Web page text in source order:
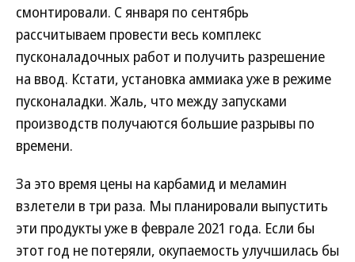
смонтировали. С января по сентябрь
рассчитываем провести весь комплекс
пусконаладочных работ и получить разрешение
на ввод. Кстати, установка аммиака уже в режиме
пусконаладки. Жаль, что между запусками
производств получаются большие разрывы по
времени.
За это время цены на карбамид и меламин
взлетели в три раза. Мы планировали выпустить
эти продукты уже в феврале 2021 года. Если бы
этот год не потеряли, окупаемость улучшилась бы